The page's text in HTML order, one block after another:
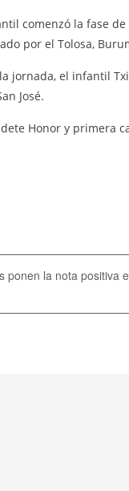
comenzó la fase
por el Tolosa,
jornada, el infantil
José.
Honor y primera
ponen la nota positiva